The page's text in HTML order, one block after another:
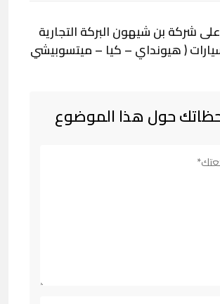
شركة بن شيهون البركة التجارية
( هيونداي – كيا – ميتسوبيشي
حول هذا الموضوع